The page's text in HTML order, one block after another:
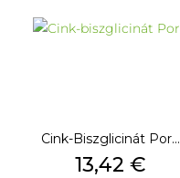
Cink-Biszglicinát Por...
Ár
13,42 €